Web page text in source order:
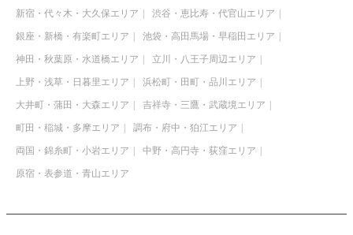
新宿・代々木・大久保エリア 渋谷・恵比寿・代官山エリア
銀座・新橋・有楽町エリア 池袋・高田馬場・早稲田エリア
神田・秋葉原・水道橋エリア 立川・八王子周辺エリア
上野・浅草・日暮里エリア 浜松町・田町・品川エリア
大井町・蒲田・大森エリア 吉祥寺・三鷹・武蔵境エリア
町田・稲城・多摩エリア 調布・府中・狛江エリア
両国・錦糸町・小岩エリア 中野・高円寺・荻窪エリア
原宿・表参道・青山エリア